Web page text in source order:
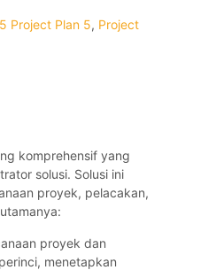
Project Plan 5, Project
komprehensif yang
solusi. Solusi ini
proyek, pelacakan,
proyek dan
menetapkan